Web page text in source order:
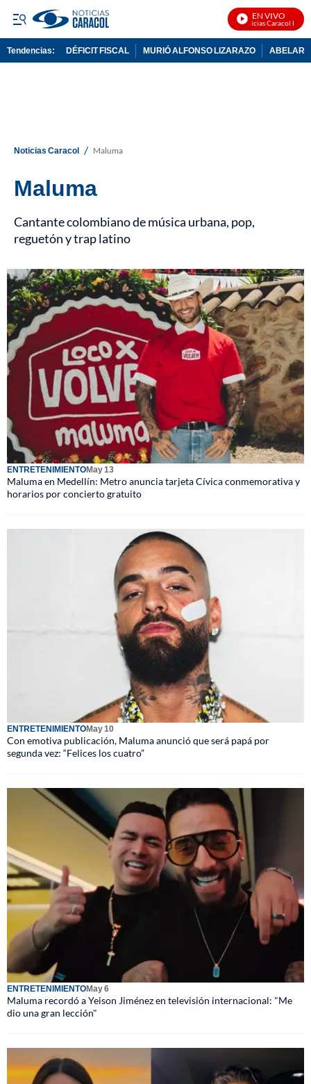
EN VIVO
Noticias Caracol En Vivo
Tendencias: DÉFICIT FISCAL MURIÓ ALFONSO LIZARAZO
Noticias Caracol / Maluma
Maluma
Cantante colombiano de música urbana, pop,
reguetón y trap latino
ENTRETENIMIENTOMay 13
Maluma en Medellín: Metro anuncia tarjeta Cívica conmemorativa y
horarios por concierto gratuito
ENTRETENIMIENTOMay 10
Con emotiva publicación, Maluma anunció que será papá por
segunda vez: “Felices los cuatro”
ENTRETENIMIENTOMay 6
Maluma recordó a Yeison Jiménez en televisión internacional: "Me
dio una gran lección"